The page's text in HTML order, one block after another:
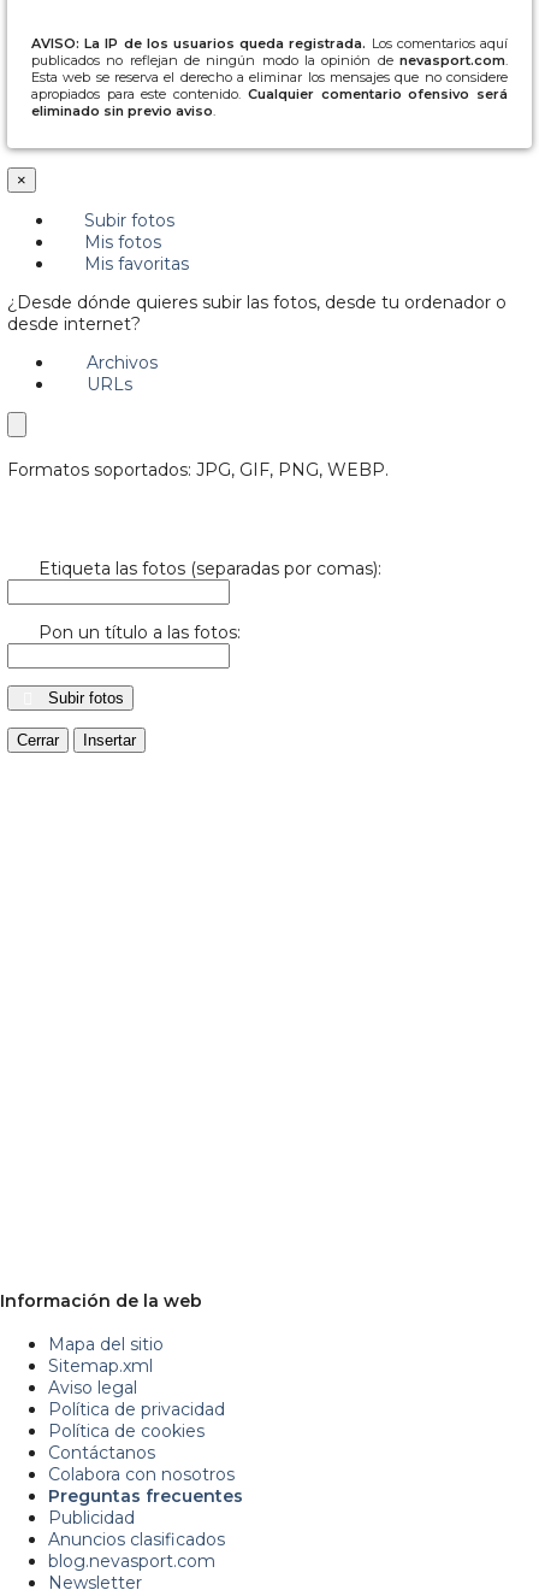
AVISO: La IP de los usuarios queda registrada. Los comentarios aquí
publicados no reflejan de ningún modo la opinión de nevasport.com.
Esta web se reserva el derecho a eliminar los mensajes que no considere
apropiados para este contenido. Cualquier comentario ofensivo será
eliminado sin previo aviso.
×
Subir fotos
Mis fotos
Mis favoritas
¿Desde dónde quieres subir las fotos, desde tu ordenador o
desde internet?
Archivos
URLs
Formatos soportados: JPG, GIF, PNG, WEBP.
Etiqueta las fotos (separadas por comas):
Pon un título a las fotos:
Subir fotos
Cerrar Insertar
Información de la web
Mapa del sitio
Sitemap.xml
Aviso legal
Política de privacidad
Política de cookies
Contáctanos
Colabora con nosotros
Preguntas frecuentes
Publicidad
Anuncios clasificados
blog.nevasport.com
Newsletter